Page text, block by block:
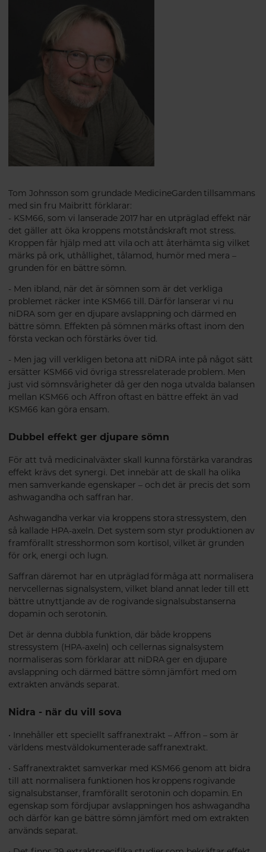
Tom Johnsson som grundade MedicineGarden tillsammans
med sin fru Maibritt förklarar:
- KSM66, som vi lanserade 2017 har en utpräglad effekt när
det gäller att öka kroppens motståndskraft mot stress.
Kroppen får hjälp med att vila och att återhämta sig vilket
märks på ork, uthållighet, tålamod, humör med mera –
grunden för en bättre sömn.
- Men ibland, när det är sömnen som är det verkliga
problemet räcker inte KSM66 till. Därför lanserar vi nu
niDRA som ger en djupare avslappning och därmed en
bättre sömn. Effekten på sömnen märks oftast inom den
första veckan och förstärks över tid.
- Men jag vill verkligen betona att niDRA inte på något sätt
ersätter KSM66 vid övriga stressrelaterade problem. Men
just vid sömnsvårigheter då ger den noga utvalda balansen
mellan KSM66 och Affron oftast en bättre effekt än vad
KSM66 kan göra ensam.
Dubbel effekt ger djupare sömn
För att två medicinalväxter skall kunna förstärka varandras
effekt krävs det synergi. Det innebär att de skall ha olika
men samverkande egenskaper – och det är precis det som
ashwagandha och saffran har.
Ashwagandha verkar via kroppens stora stressystem, den
så kallade HPA-axeln. Det system som styr produktionen av
framförallt stresshormon som kortisol, vilket är grunden
för ork, energi och lugn.
Saffran däremot har en utpräglad förmåga att normalisera
nervcellernas signalsystem, vilket bland annat leder till ett
bättre utnyttjande av de rogivande signalsubstanserna
dopamin och serotonin.
Det är denna dubbla funktion, där både kroppens
stressystem (HPA-axeln) och cellernas signalsystem
normaliseras som förklarar att niDRA ger en djupare
avslappning och därmed bättre sömn jämfört med om
extrakten används separat.
Nidra - när du vill sova
• Innehåller ett speciellt saffranextrakt – Affron – som är
världens mestväldokumenterade saffranextrakt.
• Saffranextraktet samverkar med KSM66 genom att bidra
till att normalisera funktionen hos kroppens rogivande
signalsubstanser, framförallt serotonin och dopamin. En
egenskap som fördjupar avslappningen hos ashwagandha
och därför kan ge bättre sömn jämfört med om extrakten
används separat.